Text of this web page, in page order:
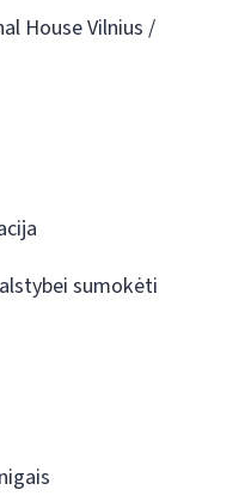
House Vilnius /
sumokėti